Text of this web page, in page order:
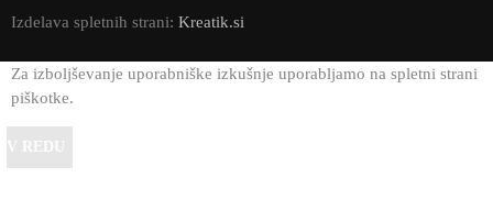
Izdelava spletnih strani: Kreatik.si
Za izboljševanje uporabniške izkušnje uporabljamo na spletni strani
piškotke.
V REDU